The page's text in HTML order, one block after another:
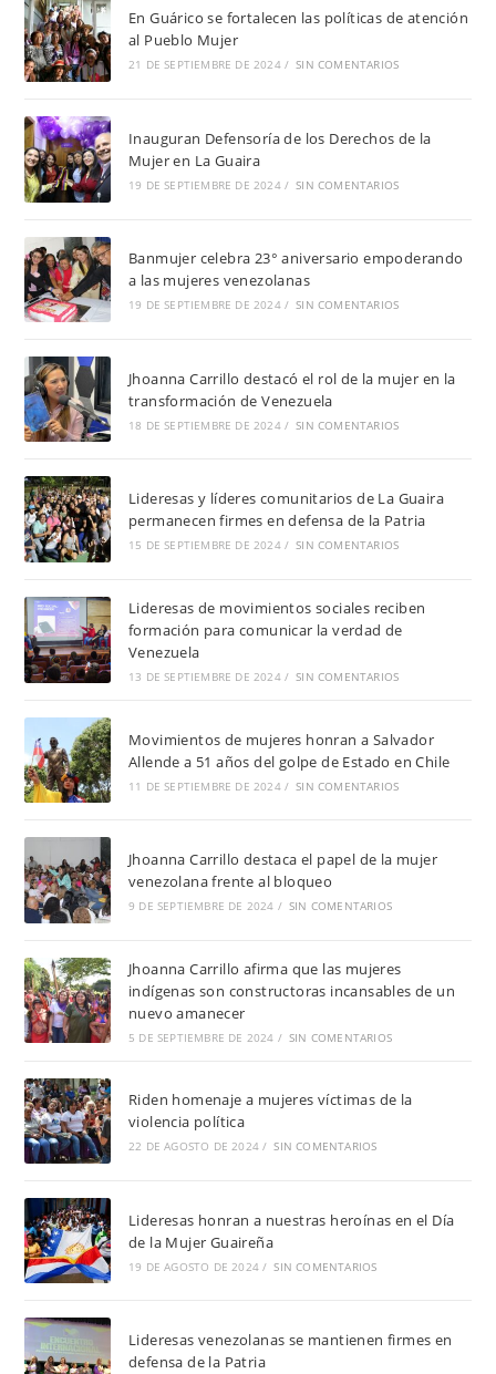
En Guárico se fortalecen las políticas de atención
al Pueblo Mujer
21 DE SEPTIEMBRE DE 2024 / SIN COMENTARIOS
Inauguran Defensoría de los Derechos de la
Mujer en La Guaira
19 DE SEPTIEMBRE DE 2024 / SIN COMENTARIOS
Banmujer celebra 23° aniversario empoderando
a las mujeres venezolanas
19 DE SEPTIEMBRE DE 2024 / SIN COMENTARIOS
Jhoanna Carrillo destacó el rol de la mujer en la
transformación de Venezuela
18 DE SEPTIEMBRE DE 2024 / SIN COMENTARIOS
Lideresas y líderes comunitarios de La Guaira
permanecen firmes en defensa de la Patria
15 DE SEPTIEMBRE DE 2024 / SIN COMENTARIOS
Lideresas de movimientos sociales reciben
formación para comunicar la verdad de
Venezuela
13 DE SEPTIEMBRE DE 2024 / SIN COMENTARIOS
Movimientos de mujeres honran a Salvador
Allende a 51 años del golpe de Estado en Chile
11 DE SEPTIEMBRE DE 2024 / SIN COMENTARIOS
Jhoanna Carrillo destaca el papel de la mujer
venezolana frente al bloqueo
9 DE SEPTIEMBRE DE 2024 / SIN COMENTARIOS
Jhoanna Carrillo afirma que las mujeres
indígenas son constructoras incansables de un
nuevo amanecer
5 DE SEPTIEMBRE DE 2024 / SIN COMENTARIOS
Riden homenaje a mujeres víctimas de la
violencia política
22 DE AGOSTO DE 2024 / SIN COMENTARIOS
Lideresas honran a nuestras heroínas en el Día
de la Mujer Guaireña
19 DE AGOSTO DE 2024 / SIN COMENTARIOS
Lideresas venezolanas se mantienen firmes en
defensa de la Patria